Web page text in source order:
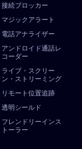
接続ブロッカー
マジックアラート
電話アナライザー
アンドロイド通話レ
コーダー
ライブ・スクリー
ン・ストリーミング
リモート位置追跡
透明シールド
フレンドリーインス
トーラー